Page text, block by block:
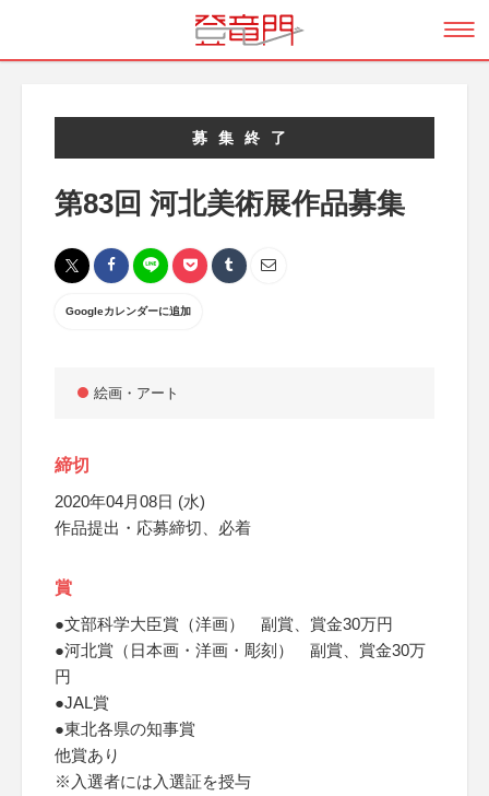
募集終了
第83回 河北美術展作品募集
Googleカレンダーに追加
絵画・アート
締切
2020年04月08日 (水)
作品提出・応募締切、必着
賞
●文部科学大臣賞（洋画） 副賞、賞金30万円
●河北賞（日本画・洋画・彫刻） 副賞、賞金30万
円
●JAL賞
●東北各県の知事賞
他賞あり
※入選者には入選証を授与